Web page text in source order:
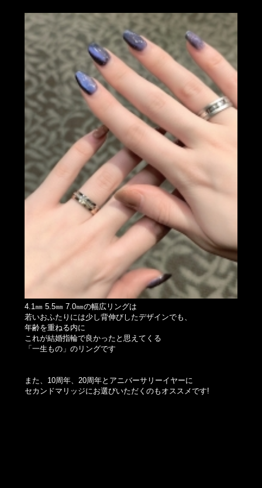
4.1㎜ 5.5㎜ 7.0㎜の幅広リングは
若いおふたりには少し背伸びしたデザインでも、
年齢を重ねる内に
これが結婚指輪で良かったと思えてくる
「一生もの」のリングです
また、10周年、20周年とアニバーサリーイヤーに
セカンドマリッジにお選びいただくのもオススメです!